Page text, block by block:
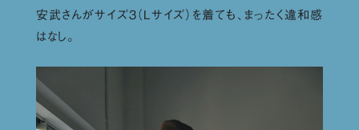
安武さんがサイズ３（Lサイズ）を着ても、まったく違和感
はなし。